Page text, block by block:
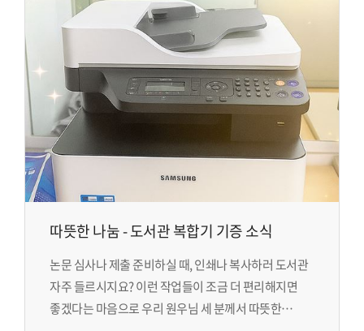
따뜻한 나눔 - 도서관 복합기 기증 소식
논문 심사나 제출 준비하실 때, 인쇄나 복사하러 도서관
자주 들르시지요? 이런 작업들이 조금 더 편리해지면
좋겠다는 마음으로 우리 원우님 세 분께서 따뜻한